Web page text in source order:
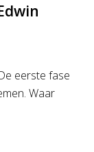
eerste fase
Waar